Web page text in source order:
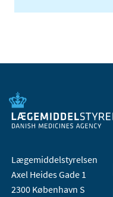
Lægemiddelstyrelsen
Axel Heides Gade 1
2300 København S